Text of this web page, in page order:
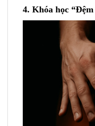
4. Khóa học “